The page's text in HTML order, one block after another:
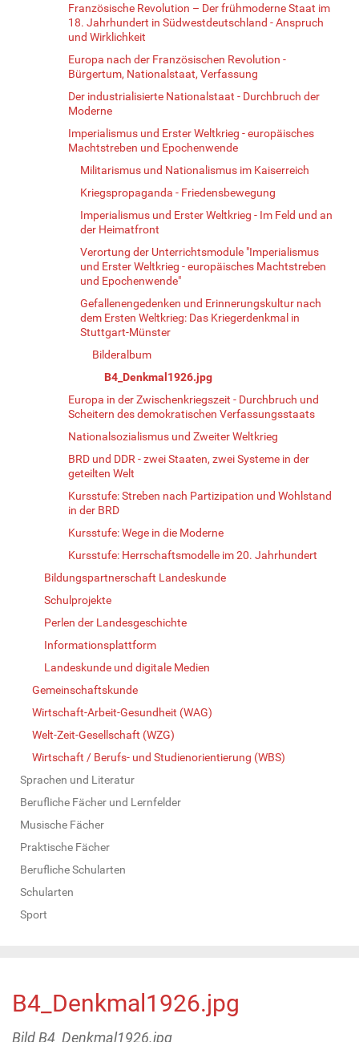
Französische Revolution – Der frühmoderne Staat im
18. Jahrhundert in Südwestdeutschland - Anspruch
und Wirklichkeit
Europa nach der Französischen Revolution -
Bürgertum, Nationalstaat, Verfassung
Der industrialisierte Nationalstaat - Durchbruch der
Moderne
Imperialismus und Erster Weltkrieg - europäisches
Machtstreben und Epochenwende
Militarismus und Nationalismus im Kaiserreich
Kriegspropaganda - Friedensbewegung
Imperialismus und Erster Weltkrieg - Im Feld und an
der Heimatfront
Verortung der Unterrichtsmodule "Imperialismus
und Erster Weltkrieg - europäisches Machtstreben
und Epochenwende"
Gefallenengedenken und Erinnerungskultur nach
dem Ersten Weltkrieg: Das Kriegerdenkmal in
Stuttgart-Münster
Bilderalbum
B4_Denkmal1926.jpg
Europa in der Zwischenkriegszeit - Durchbruch und
Scheitern des demokratischen Verfassungsstaats
Nationalsozialismus und Zweiter Weltkrieg
BRD und DDR - zwei Staaten, zwei Systeme in der
geteilten Welt
Kursstufe: Streben nach Partizipation und Wohlstand
in der BRD
Kursstufe: Wege in die Moderne
Kursstufe: Herrschaftsmodelle im 20. Jahrhundert
Bildungspartnerschaft Landeskunde
Schulprojekte
Perlen der Landesgeschichte
Informationsplattform
Landeskunde und digitale Medien
Gemeinschaftskunde
Wirtschaft-Arbeit-Gesundheit (WAG)
Welt-Zeit-Gesellschaft (WZG)
Wirtschaft / Berufs- und Studienorientierung (WBS)
Sprachen und Literatur
Berufliche Fächer und Lernfelder
Musische Fächer
Praktische Fächer
Berufliche Schularten
Schularten
Sport
B4_Denkmal1926.jpg
Bild B4_Denkmal1926.jpg